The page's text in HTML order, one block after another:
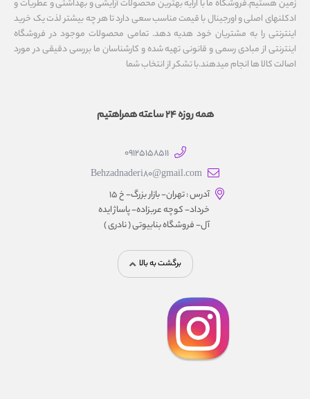
زمین هستیم.فروشگاه ما با ارایه بهترین محصولات آرایشی و بهداشتی و عطریات و
ادکلنهای اصلی و اورجینال با قیمت مناسب سعی دارد تا هر چه بیشتر لذت یک خرید
اینترنتی را به مشتریان خود هدیه دهد. تمامی محصولات موجود در فروشگاه
اینترنتی از مبادی رسمی و قانونی تهیه شده و کارشناسان ما بررسی دقیقی در مورد
اصالت کالا ها انجام میدهند.با تشکر از انتخاب شما
همه روزه 24 ساعته همراهتیم
09125158511
Behzadnaderi80@gmail.com
آدرس : تهران- بازار بزرگ- خ ۱۵
خرداد- کوچه عربزاده- پاساژ ایده
آل- فروشگاه بنابیوتی ( نادری )
برگشت به بالا